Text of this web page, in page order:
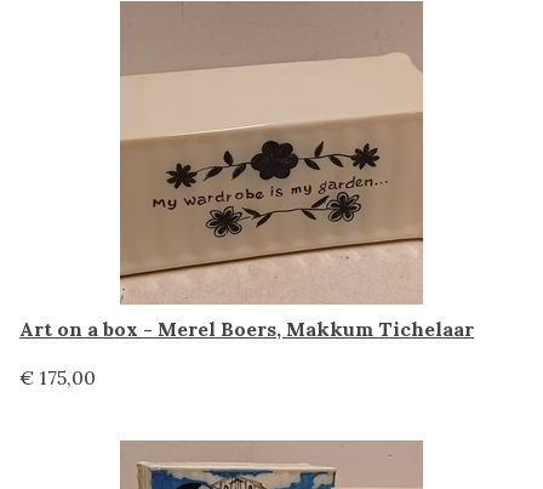
Art on a box - Merel Boers, Makkum Tichelaar
€ 175,00